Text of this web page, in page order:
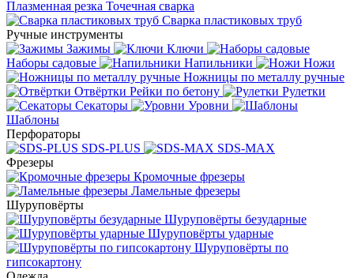
Плазменная резка Точечная сварка
Cварка пластиковых труб
Ручные инструменты
Зажимы
Ключи
Наборы садовые
Напильники
Ножи
Ножницы по металлу ручные
Отвёртки Рейки по бетону
Рулетки
Секаторы
Уровни
Шаблоны
Перфораторы
SDS-PLUS
SDS-MAX
Фрезеры
Кромочные фрезеры
Ламельные фрезеры
Шуруповёрты
Шуруповёрты безударные
Шуруповёрты ударные
Шуруповёрты по
гипсокартону